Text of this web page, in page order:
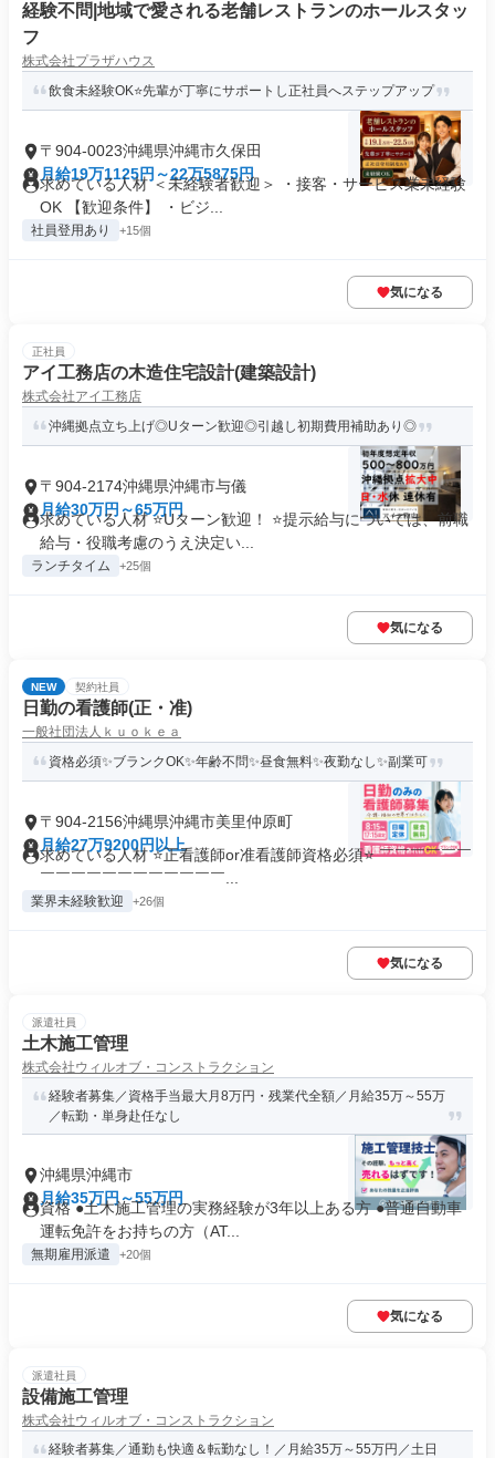
経験不問|地域で愛される老舗レストランのホールスタッ
フ
株式会社プラザハウス
飲食未経験OK⭐先輩が丁寧にサポートし正社員へステップアップ
〒904-0023沖縄県沖縄市久保田
月給19万1125円～22万5875円
求めている人材 ＜未経験者歓迎＞ ・接客・サービス業未経験
OK 【歓迎条件】 ・ビジ...
社員登用あり +15個
気になる
正社員
アイ工務店の木造住宅設計(建築設計)
株式会社アイ工務店
沖縄拠点立ち上げ◎Uターン歓迎◎引越し初期費用補助あり◎
〒904-2174沖縄県沖縄市与儀
月給30万円～65万円
求めている人材 ⭐Uターン歓迎！ ⭐提示給与については、前職
給与・役職考慮のうえ決定い...
ランチタイム +25個
気になる
NEW 契約社員
日勤の看護師(正・准)
一般社団法人ｋｕｏｋｅａ
資格必須✨ブランクOK✨年齢不問✨昼食無料✨夜勤なし✨副業可
〒904-2156沖縄県沖縄市美里仲原町
月給27万9200円以上
求めている人材 ⭐正看護師or准看護師資格必須⭐ ￣￣￣￣￣￣
￣￣￣￣￣￣￣￣￣￣￣￣...
業界未経験歓迎 +26個
気になる
派遣社員
土木施工管理
株式会社ウィルオブ・コンストラクション
経験者募集／資格手当最大月8万円・残業代全額／月給35万～55万
／転勤・単身赴任なし
沖縄県沖縄市
月給35万円～55万円
資格 ●土木施工管理の実務経験が3年以上ある方 ●普通自動車
運転免許をお持ちの方（AT...
無期雇用派遣 +20個
気になる
派遣社員
設備施工管理
株式会社ウィルオブ・コンストラクション
経験者募集／通勤も快適＆転勤なし！／月給35万～55万円／土日